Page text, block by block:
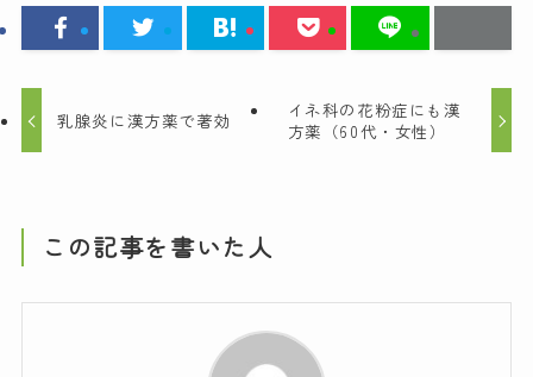
乳腺炎に漢方薬で著効
イネ科の花粉症にも漢
方薬（60代・女性）
この記事を書いた人